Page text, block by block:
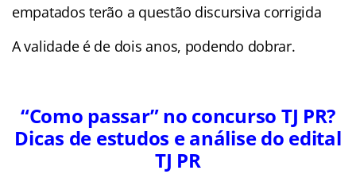
empatados terão a questão discursiva corrigida
A validade é de dois anos, podendo dobrar.
“Como passar” no concurso TJ PR?
Dicas de estudos e análise do edital
TJ PR